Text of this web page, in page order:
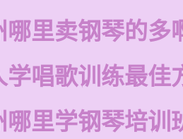
哪里卖钢琴的多
学唱歌训练最佳
哪里学钢琴培训